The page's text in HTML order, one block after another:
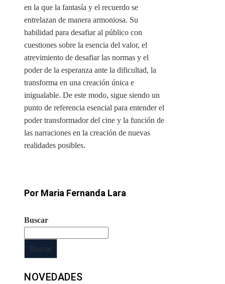
en la que la fantasía y el recuerdo se
entrelazan de manera armoniosa. Su
habilidad para desafiar al público con
cuestiones sobre la esencia del valor, el
atrevimiento de desafiar las normas y el
poder de la esperanza ante la dificultad, la
transforma en una creación única e
inigualable. De este modo, sigue siendo un
punto de referencia esencial para entender el
poder transformador del cine y la función de
las narraciones en la creación de nuevas
realidades posibles.
Por Maria Fernanda Lara
Buscar
Buscar
NOVEDADES